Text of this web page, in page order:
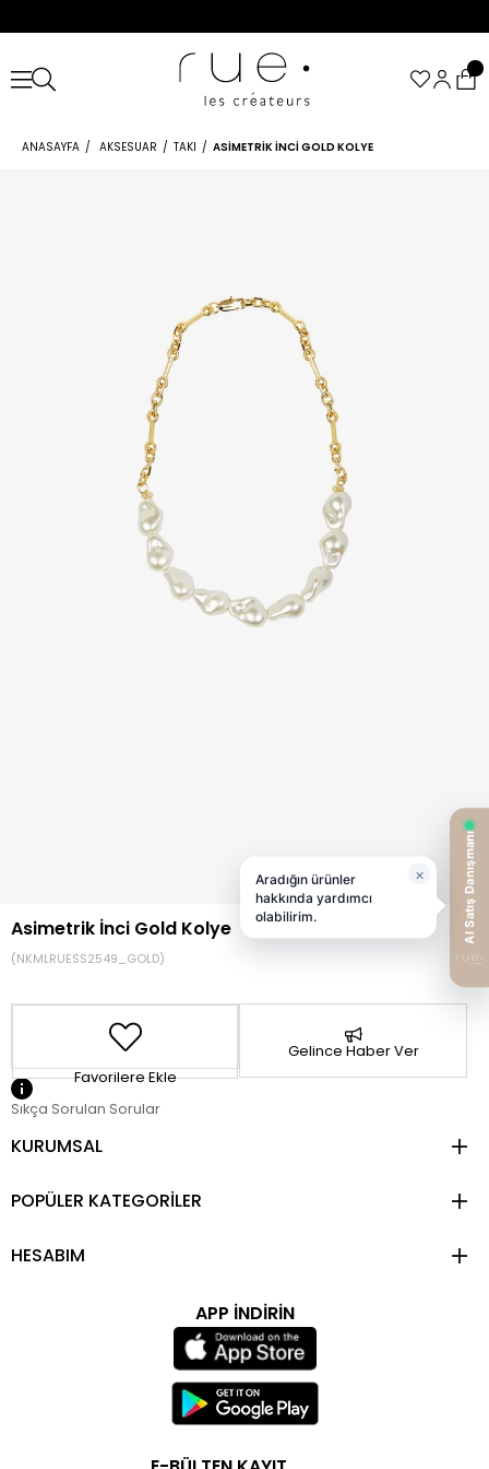
ANASAYFA AKSESUAR TAKI ASIMETRIK İNCI GOLD KOLYE
Asimetrik İnci Gold Kolye
(NKMLRUESS2549_GOLD)
Favorilere Ekle
Gelince Haber Ver
Sıkça Sorulan Sorular
KURUMSAL
POPÜLER KATEGORİLER
HESABIM
APP İNDİRİN